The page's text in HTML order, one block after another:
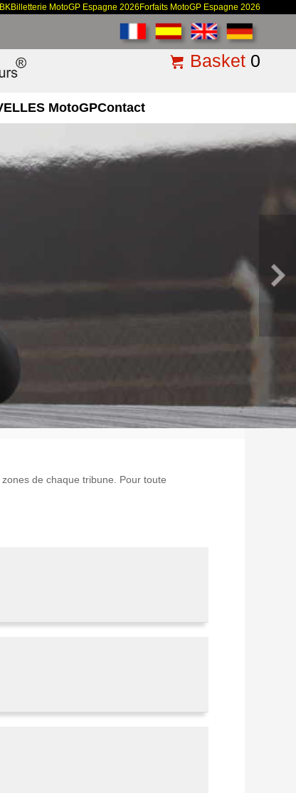
Billetterie MotoGP Espagne 2026 Forfaits MotoGP Espagne 2026
Basket 0
MotoGPContact
de chaque tribune. Pour toute